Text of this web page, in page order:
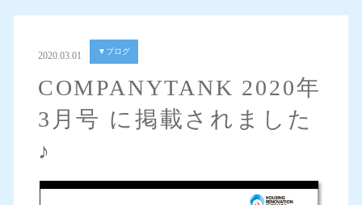
2020.03.01 ▼ブログ
COMPANYTANK 2020年
3月号 に掲載されました
♪